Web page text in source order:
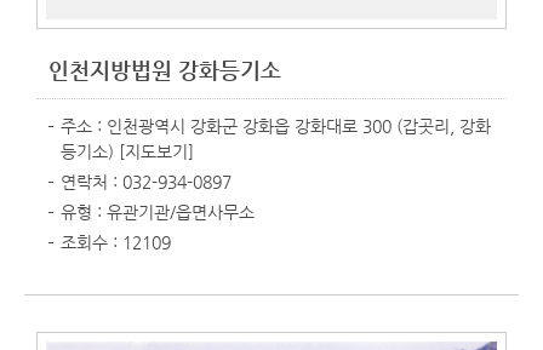
인천지방법원 강화등기소
주소 : 인천광역시 강화군 강화읍 강화대로 300 (갑곳리, 강화
등기소) [지도보기]
연락처 : 032-934-0897
유형 : 유관기관/읍면사무소
조회수 : 12109